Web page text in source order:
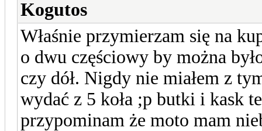
Kogutos
Właśnie przymierzam się na
o dwu częściowy by można
czy dół. Nigdy nie miałem z
wydać z 5 koła ;p butki i kask
przypominam że moto mam